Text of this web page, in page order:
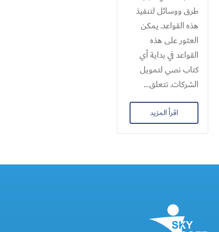
طرق ووسائل لتنفيذ
هذه القواعد. يمكن
العثور على هذه
القواعد في بداية أي
كتاب نصي لتمويل
الشركات. تتعلق...
اقرأ المزيد